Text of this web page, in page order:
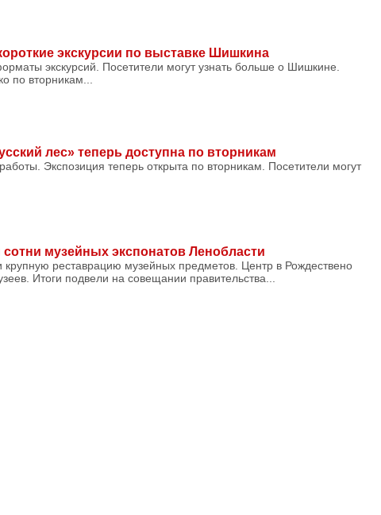
экскурсии по выставке Шишкина
экскурсий. Посетители могут узнать больше о Шишкине.
по вторникам...
лес» теперь доступна по вторникам
Экспозиция теперь открыта по вторникам. Посетители могут
музейных экспонатов Ленобласти
крупную реставрацию музейных предметов. Центр в Рождествено
Итоги подвели на совещании правительства...